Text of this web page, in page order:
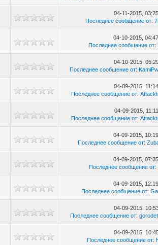
04-11-2015,
Последнее сообщение от:
04-10-2015,
Последнее сообщение от:
04-10-2015,
Последнее сообщение от:
04-09-2015,
Последнее сообщение от:
04-09-2015,
Последнее сообщение от:
04-09-2015,
Последнее сообщение от:
04-09-2015,
Последнее сообщение от:
04-09-2015,
Последнее сообщение от:
04-09-2015,
Последнее сообщение от:
04-09-2015,
Последнее сообщение от: